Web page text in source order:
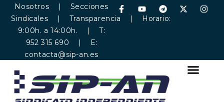
Nosotros | Secciones
Sindicales | Transparencia | Horario:
9:00h. a 14:00h. | T:
952 315 690 | E:
contacta@sip-an.es